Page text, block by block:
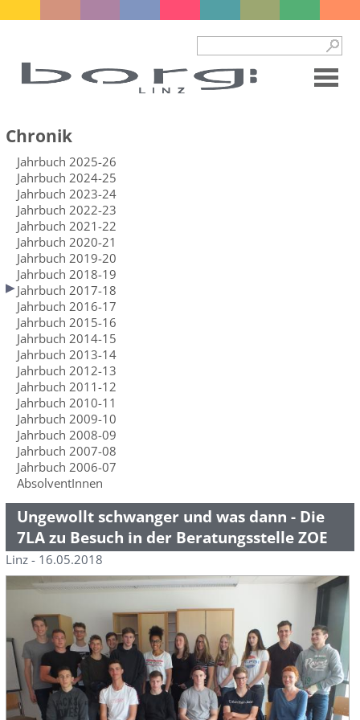
Chronik
Jahrbuch 2025-26
Jahrbuch 2024-25
Jahrbuch 2023-24
Jahrbuch 2022-23
Jahrbuch 2021-22
Jahrbuch 2020-21
Jahrbuch 2019-20
Jahrbuch 2018-19
Jahrbuch 2017-18
Jahrbuch 2016-17
Jahrbuch 2015-16
Jahrbuch 2014-15
Jahrbuch 2013-14
Jahrbuch 2012-13
Jahrbuch 2011-12
Jahrbuch 2010-11
Jahrbuch 2009-10
Jahrbuch 2008-09
Jahrbuch 2007-08
Jahrbuch 2006-07
AbsolventInnen
Ungewollt schwanger und was dann - Die
7LA zu Besuch in der Beratungsstelle ZOE
Linz - 16.05.2018